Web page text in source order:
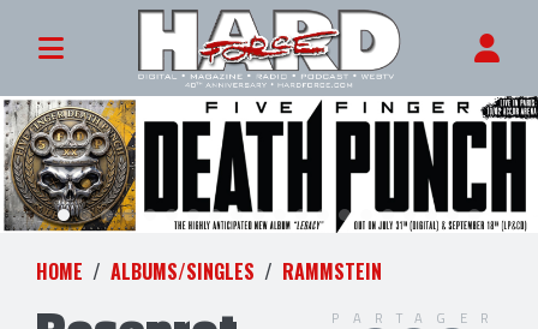
HOME ALBUMS/SINGLES RAMMSTEIN
PARTAGER